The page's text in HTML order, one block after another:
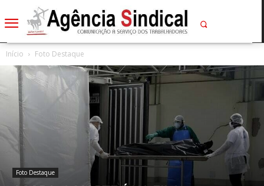
Início Foto Destaque
Foto Destaque